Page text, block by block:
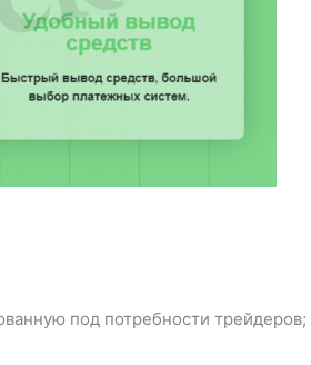
под потребности трейдеров;